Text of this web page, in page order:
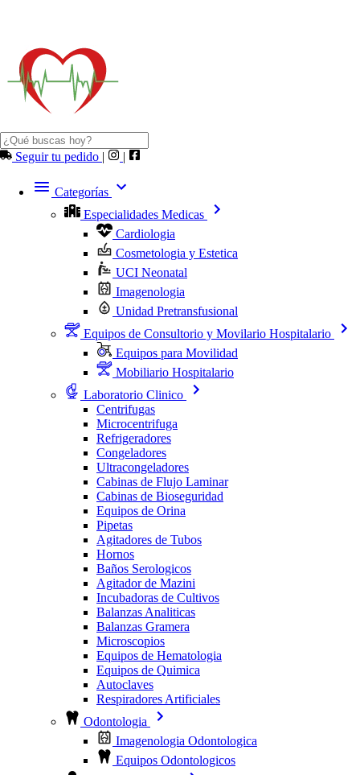
Seguir tu pedido | |
Categorías
Especialidades Medicas
Cardiologia
Cosmetologia y Estetica
UCI Neonatal
Imagenologia
Unidad Pretransfusional
Equipos de Consultorio y Movilario Hospitalario
Equipos para Movilidad
Mobiliario Hospitalario
Laboratorio Clinico
Centrifugas
Microcentrifuga
Refrigeradores
Congeladores
Ultracongeladores
Cabinas de Flujo Laminar
Cabinas de Bioseguridad
Equipos de Orina
Pipetas
Agitadores de Tubos
Hornos
Baños Serologicos
Agitador de Mazini
Incubadoras de Cultivos
Balanzas Analiticas
Balanzas Gramera
Microscopios
Equipos de Hematologia
Equipos de Quimica
Autoclaves
Respiradores Artificiales
Odontologia
Imagenologia Odontologica
Equipos Odontologicos